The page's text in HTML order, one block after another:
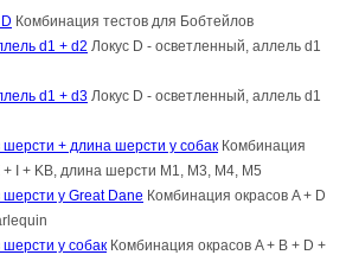
Комбинация тестов для Бобтейлов
d1 + d2 Локус D - осветленный, аллель d1
d1 + d3 Локус D - осветленный, аллель d1
+ длина шерсти у собак Комбинация
+ I + KB, длина шерсти M1, M3, M4, M5
у Great Dane Комбинация окрасов A + D
у собак Комбинация окрасов A + B + D +